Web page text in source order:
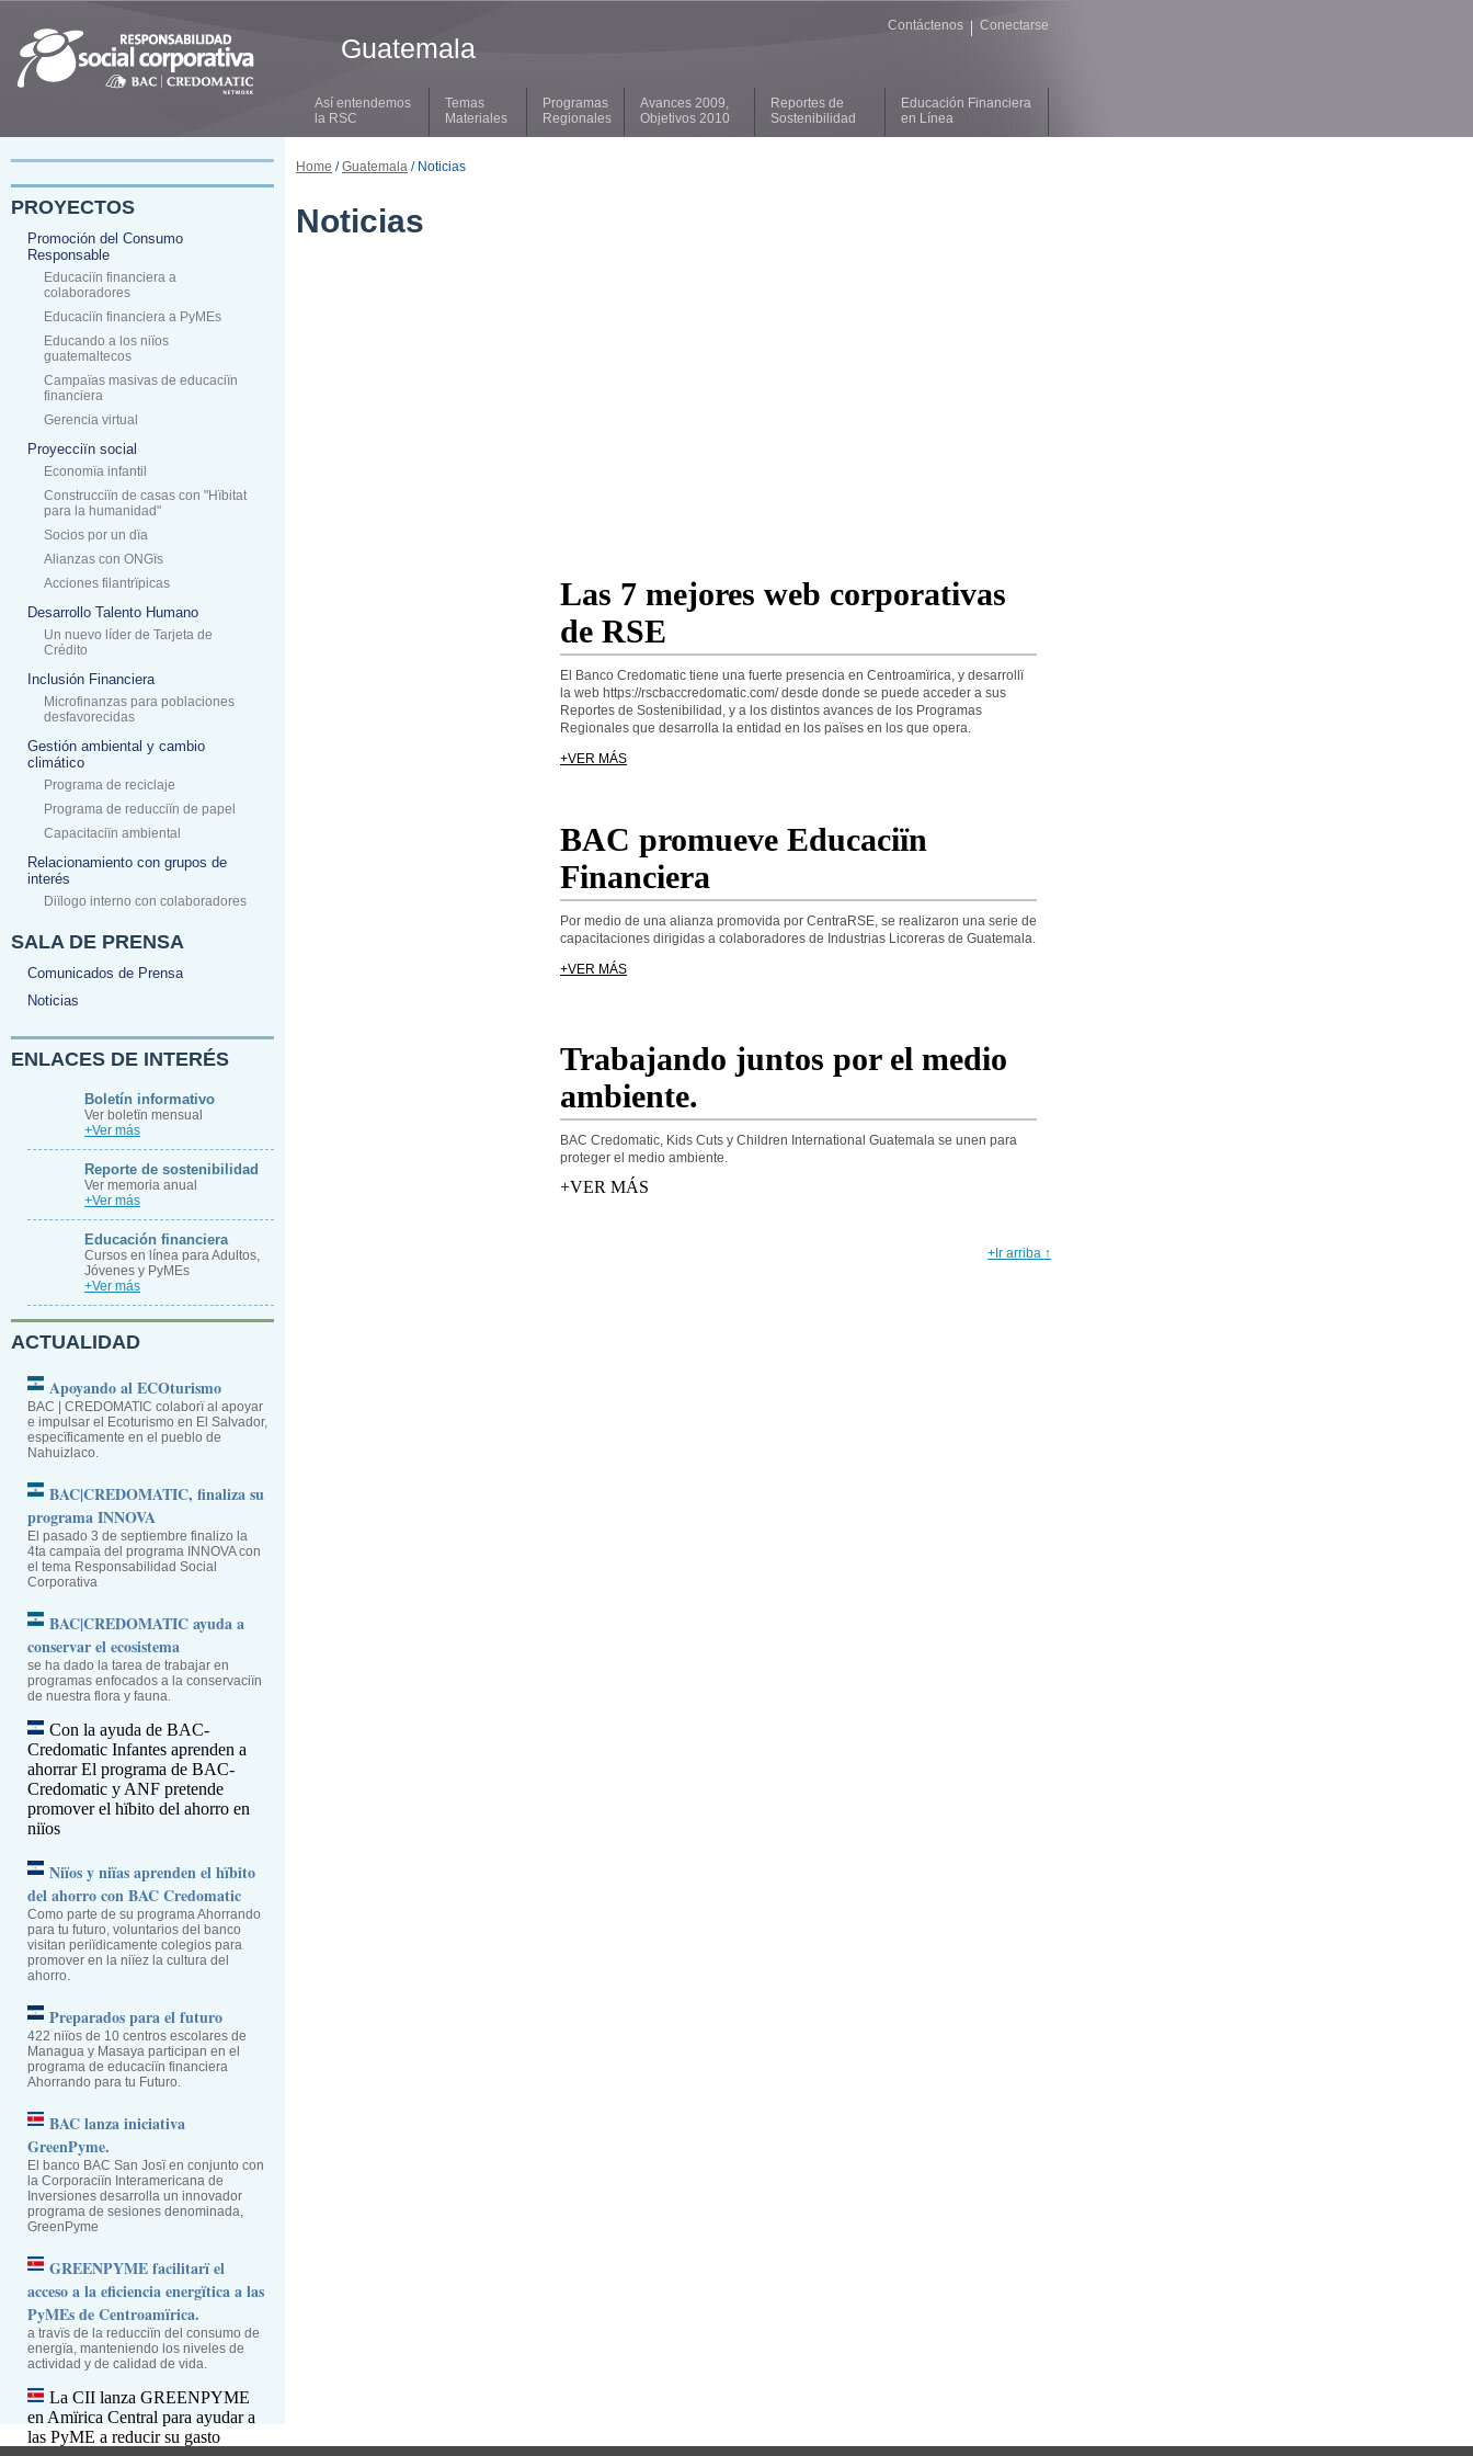
Así entendemos
la RSC
Temas
Materiales
Programas
Regionales
Avances 2009,
Objetivos 2010
Reportes de
Sostenibilidad
Educación Financiera
en Línea
Conectarse
|
Contáctenos
Guatemala
PROYECTOS
Promoción del Consumo
Responsable
Educaciïn financiera a
colaboradores
Educaciïn financiera a PyMEs
Educando a los niïos
guatemaltecos
Campaïas masivas de educaciïn
financiera
Gerencia virtual
Proyecciïn social
Economïa infantil
Construcciïn de casas con "Hïbitat
para la humanidad"
Socios por un dïa
Alianzas con ONGïs
Acciones filantrïpicas
Desarrollo Talento Humano
Un nuevo líder de Tarjeta de
Crédito
Inclusión Financiera
Microfinanzas para poblaciones
desfavorecidas
Gestión ambiental y cambio
climático
Programa de reciclaje
Programa de reducciïn de papel
Capacitaciïn ambiental
Relacionamiento con grupos de
interés
Diïlogo interno con colaboradores
SALA DE PRENSA
Comunicados de Prensa
Noticias
ENLACES DE INTERÉS
Boletín informativo
Ver boletïn mensual
+Ver más
Reporte de sostenibilidad
Ver memoria anual
+Ver más
Educación financiera
Cursos en línea para Adultos,
Jóvenes y PyMEs
+Ver más
ACTUALIDAD
Apoyando al ECOturismo
BAC | CREDOMATIC colaborï al apoyar
e impulsar el Ecoturismo en El Salvador,
especïficamente en el pueblo de
Nahuizlaco.
BAC|CREDOMATIC, finaliza su
programa INNOVA
El pasado 3 de septiembre finalizo la
4ta campaïa del programa INNOVA con
el tema Responsabilidad Social
Corporativa
BAC|CREDOMATIC ayuda a
conservar el ecosistema
se ha dado la tarea de trabajar en
programas enfocados a la conservaciïn
de nuestra flora y fauna.
Con la ayuda de BAC-
Credomatic Infantes aprenden a
ahorrarEl programa de BAC-
Credomatic y ANF pretende
promover el hïbito del ahorro en
niïos
Niïos y niïas aprenden el hïbito
del ahorro con BAC Credomatic
Como parte de su programa Ahorrando
para tu futuro, voluntarios del banco
visitan periïdicamente colegios para
promover en la niïez la cultura del
ahorro.
Preparados para el futuro
422 niïos de 10 centros escolares de
Managua y Masaya participan en el
programa de educaciïn financiera
Ahorrando para tu Futuro.
BAC lanza iniciativa
GreenPyme.
El banco BAC San Josï en conjunto con
la Corporaciïn Interamericana de
Inversiones desarrolla un innovador
programa de sesiones denominada,
GreenPyme
GREENPYME facilitarï el
acceso a la eficiencia energïtica a las
PyMEs de Centroamïrica.
a travïs de la reducciïn del consumo de
energïa, manteniendo los niveles de
actividad y de calidad de vida.
La CII lanza GREENPYME
en Amïrica Central para ayudar a
las PyME a reducir su gasto
Home /Guatemala / Noticias
Noticias
Las 7 mejores web corporativas
de RSE
El Banco Credomatic tiene una fuerte presencia en Centroamïrica, y desarrollï
la web https://rscbaccredomatic.com/ desde donde se puede acceder a sus
Reportes de Sostenibilidad, y a los distintos avances de los Programas
Regionales que desarrolla la entidad en los païses en los que opera.
+VER MÁS
BAC promueve Educaciïn
Financiera
Por medio de una alianza promovida por CentraRSE, se realizaron una serie de
capacitaciones dirigidas a colaboradores de Industrias Licoreras de Guatemala.
+VER MÁS
Trabajando juntos por el medio
ambiente.
BAC Credomatic, Kids Cuts y Children International Guatemala se unen para
proteger el medio ambiente.
+VER MÁS
+Ir arriba ↑